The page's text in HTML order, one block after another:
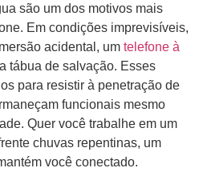
são um dos motivos mais
Em condições imprevisíveis,
acidental, um telefone à
tábua de salvação. Esses
para resistir à penetração de
funcionais mesmo
Quer você trabalhe em um
chuvas repentinas, um
você conectado.